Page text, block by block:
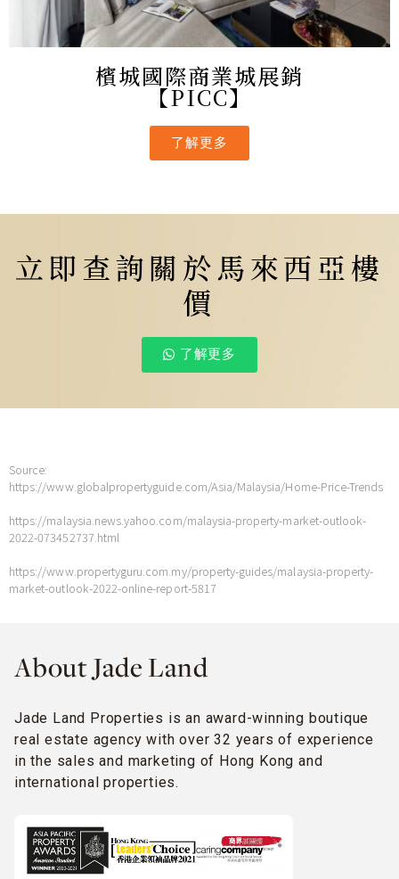
檳城國際商業城展銷
【PICC】
了解更多
立即查詢關於馬來西亞樓
價
了解更多
Source:
https://www.globalpropertyguide.com/Asia/Malaysia/Home-Price-Trends
https://malaysia.news.yahoo.com/malaysia-property-market-outlook-
2022-073452737.html
https://www.propertyguru.com.my/property-guides/malaysia-property-
market-outlook-2022-online-report-5817
About Jade Land
Jade Land Properties is an award-winning boutique
real estate agency with over 32 years of experience
in the sales and marketing of Hong Kong and
international properties.